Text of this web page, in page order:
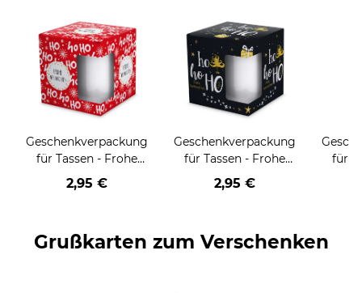
Geschenkverpackung
für Tassen - Frohe
Weihnachten - HO
HO HO - rot
2,95 €
Geschenkverpackung
für Tassen - Frohe
Weihnachten - HO
HO HO - schwarz
2,95 €
für
Grußkarten zum Verschenken